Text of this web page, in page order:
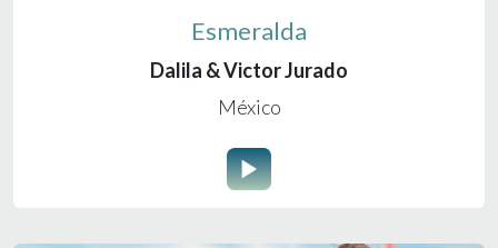
Esmeralda
Dalila & Victor Jurado
México